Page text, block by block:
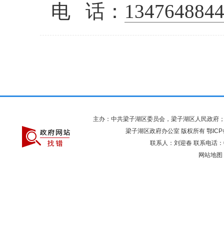
电 话：
主办：中共梁子湖区委员会，梁子湖区人民政府
梁子湖区政府办公室 版权所有 鄂
联系人：刘迎春 联系电话
网站地图